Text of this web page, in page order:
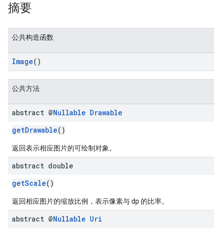
摘要
公共构造函数
Image()
公共方法
abstract @Nullable Drawable
getDrawable()
返回表示相应图片的可绘制对象。
abstract double
getScale()
返回相应图片的缩放比例，表示像素与 dp 的比率。
abstract @Nullable Uri